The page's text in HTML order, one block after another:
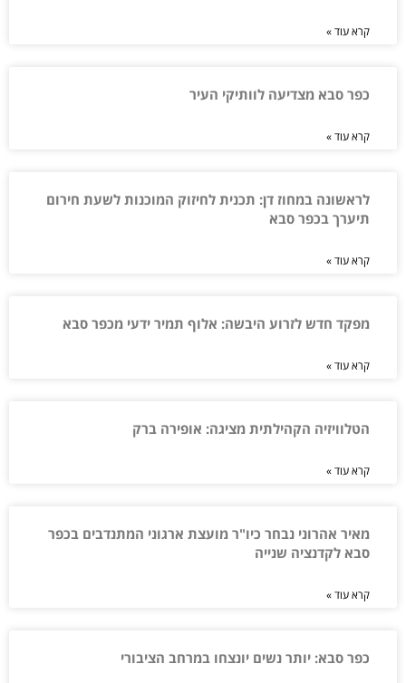
קרא עוד »
כפר סבא מצדיעה לוותיקי העיר
קרא עוד »
לראשונה במחוז דן: תכנית לחיזוק המוכנות לשעת חירום
תיערך בכפר סבא
קרא עוד »
מפקד חדש לזרוע היבשה: אלוף תמיר ידעי מכפר סבא
קרא עוד »
הטלוויזיה הקהילתית מציגה: אופירה ברק
קרא עוד »
מאיר אהרוני נבחר כיו"ר מועצת ארגוני המתנדבים בכפר
סבא לקדנציה שנייה
קרא עוד »
כפר סבא: יותר נשים יונצחו במרחב הציבורי